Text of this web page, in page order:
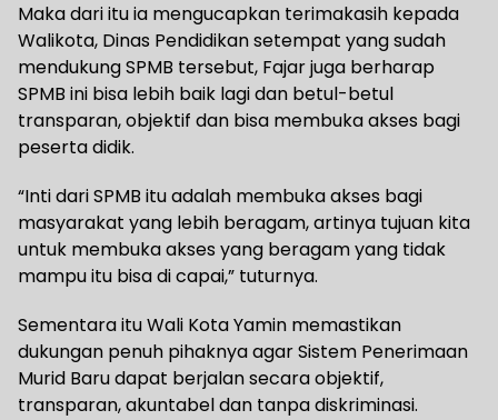
Maka dari itu ia mengucapkan terimakasih kepada
Walikota, Dinas Pendidikan setempat yang sudah
mendukung SPMB tersebut, Fajar juga berharap
SPMB ini bisa lebih baik lagi dan betul-betul
transparan, objektif dan bisa membuka akses bagi
peserta didik.
“Inti dari SPMB itu adalah membuka akses bagi
masyarakat yang lebih beragam, artinya tujuan kita
untuk membuka akses yang beragam yang tidak
mampu itu bisa di capai,” tuturnya.
Sementara itu Wali Kota Yamin memastikan
dukungan penuh pihaknya agar Sistem Penerimaan
Murid Baru dapat berjalan secara objektif,
transparan, akuntabel dan tanpa diskriminasi.